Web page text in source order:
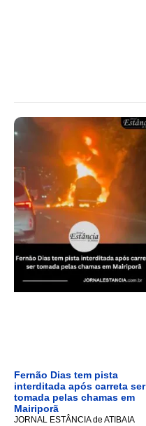
Fernão Dias tem pista
interditada após carreta ser
tomada pelas chamas em
Mairiporã
JORNAL ESTÂNCIA de ATIBAIA